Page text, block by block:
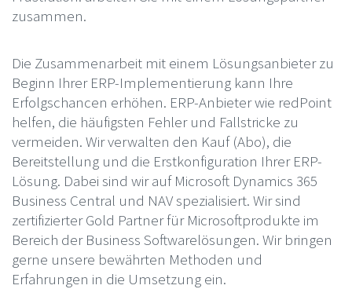
zusammen.
Die Zusammenarbeit mit einem Lösungsanbieter zu
Beginn Ihrer ERP-Implementierung kann Ihre
Erfolgschancen erhöhen. ERP-Anbieter wie redPoint
helfen, die häufigsten Fehler und Fallstricke zu
vermeiden. Wir verwalten den Kauf (Abo), die
Bereitstellung und die Erstkonfiguration Ihrer ERP-
Lösung. Dabei sind wir auf Microsoft Dynamics 365
Business Central und NAV spezialisiert. Wir sind
zertifizierter Gold Partner für Microsoftprodukte im
Bereich der Business Softwarelösungen. Wir bringen
gerne unsere bewährten Methoden und
Erfahrungen in die Umsetzung ein.